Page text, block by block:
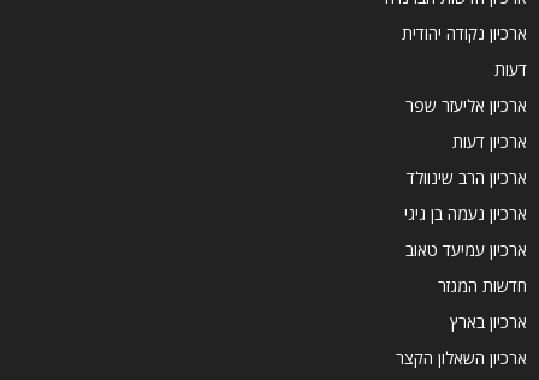
ארכיון נקודה יהודית
דעות
ארכיון אליעזר שפר
ארכיון דעות
ארכיון הרב שינוולד
ארכיון נעמה בן גיגי
ארכיון עמיעד טאוב
חדשות המגזר
ארכיון בארץ
ארכיון השאלון הקצר